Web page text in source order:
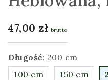
47,00 zł brutto
Długość: 200 cm
100 cm
150 cm